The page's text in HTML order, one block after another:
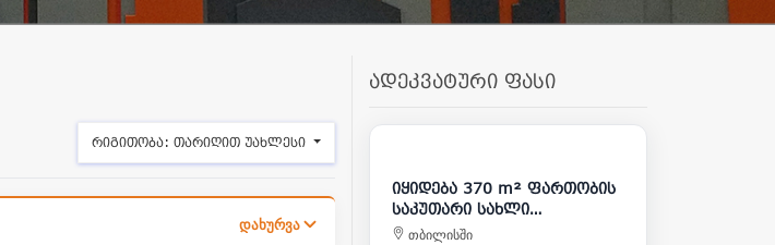
რიგითობა: თარიღით უახლესი
დახურვა
ადეკვატური ფასი
1 400 000
იყიდება 370 m² ფართობის
საკუთარი სახლი
საბურთალოზე
თბილისში